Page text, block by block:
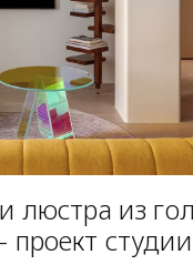
люстра из